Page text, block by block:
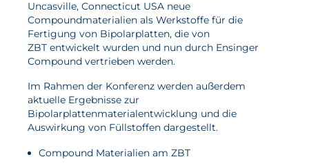
Ausstattung
Gute Wissenschaftliche Praxis
Open Science und IP
Gremien
Unser Netzwerk
Forschung
Uncasville, Connecticut USA neue
Compoundmaterialien als Werkstoffe für die
Fertigung von Bipolarplatten, die von
ZBT entwickelt wurden und nun durch Ensinger
Compound vertrieben werden.
Im Rahmen der Konferenz werden außerdem
aktuelle Ergebnisse zur
Bipolarplattenmaterialentwicklung und die
Auswirkung von Füllstoffen dargestellt.
Compound Materialien am ZBT